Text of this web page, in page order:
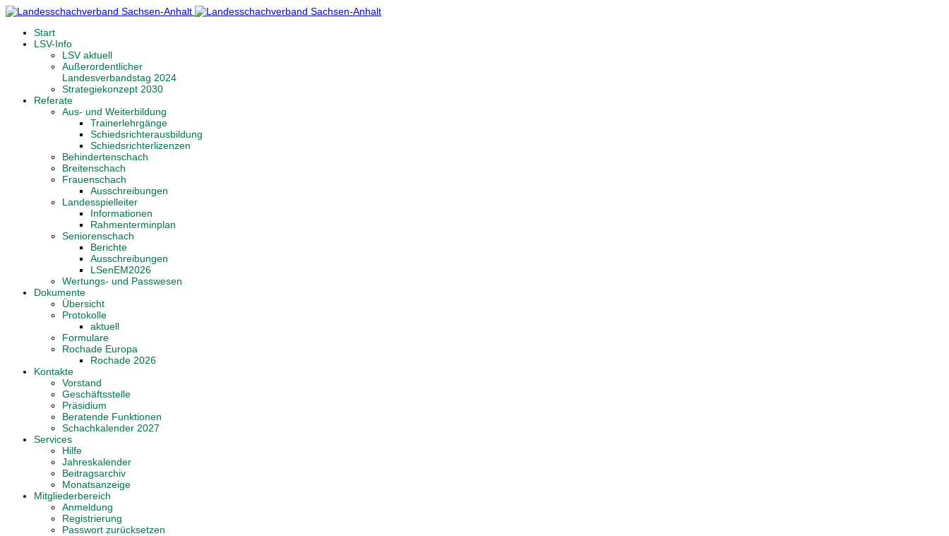
Start
LSV-Info
LSV aktuell
Außerordentlicher
Landesverbandstag 2024
Strategiekonzept 2030
Referate
Aus- und Weiterbildung
Trainerlehrgänge
Schiedsrichterausbildung
Schiedsrichterlizenzen
Behindertenschach
Breitenschach
Frauenschach
Ausschreibungen
Landesspielleiter
Informationen
Rahmenterminplan
Seniorenschach
Berichte
Ausschreibungen
LSenEM2026
Wertungs- und Passwesen
Dokumente
Übersicht
Protokolle
aktuell
Formulare
Rochade Europa
Rochade 2026
Kontakte
Vorstand
Geschäftsstelle
Präsidium
Beratende Funktionen
Schachkalender 2027
Services
Hilfe
Jahreskalender
Beitragsarchiv
Monatsanzeige
Mitgliederbereich
Anmeldung
Registrierung
Passwort zurücksetzen